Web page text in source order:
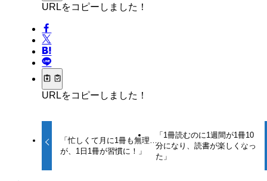
URLをコピーしました！
URLをコピーしました！
「忙しくて月に1冊も無理…
が、1日1冊が習慣に！」
「1冊読むのに1週間が1冊10
分になり、読書が楽しくなっ
た」